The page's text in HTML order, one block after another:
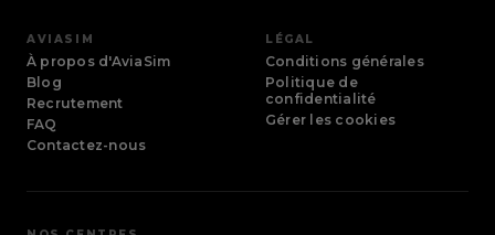
AVIASIM
À propos d'AviaSim
Blog
Recrutement
FAQ
Contactez-nous
LÉGAL
Conditions générales
Politique de
confidentialité
Gérer les cookies